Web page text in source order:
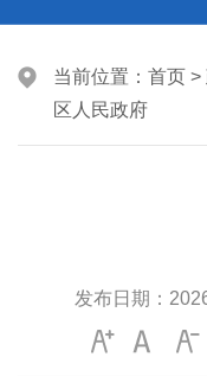
当前位置： 首页 >
区人民政府
发布日期：